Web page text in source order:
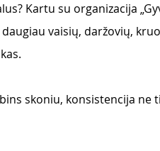
Kartu su organizacija
vaisių, daržovių,
skoniu, konsistencija ne